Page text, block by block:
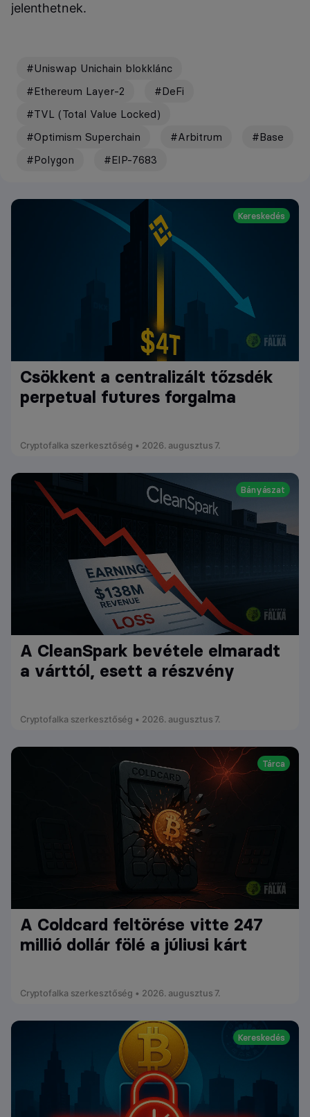
jelenthetnek.
#Uniswap Unichain blokklánc
#Ethereum Layer-2
#DeFi
#TVL (Total Value Locked)
#Optimism Superchain
#Arbitrum
#Base
#Polygon
#EIP-7683
Kereskedés
Csökkent a centralizált tőzsdék
perpetual futures forgalma
Cryptofalka szerkesztőség • 2026. augusztus 7.
Bányászat
A CleanSpark bevétele elmaradt
a várttól, esett a részvény
Cryptofalka szerkesztőség • 2026. augusztus 7.
Tárca
A Coldcard feltörése vitte 247
millió dollár fölé a júliusi kárt
Cryptofalka szerkesztőség • 2026. augusztus 7.
Kereskedés